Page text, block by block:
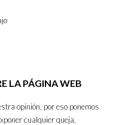
LA PÁGINA WEB
opinión, por eso ponemos
cualquier queja,